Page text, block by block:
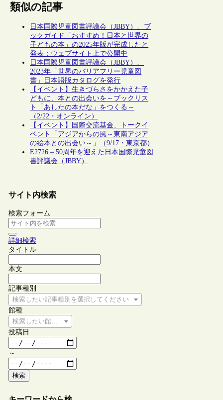
類似の記事
日本国際児童図書評議会（JBBY）、ブ
ックガイド「おすすめ！日本と世界の
子どもの本」の2025年版が完成したと
発表：ウェブサイト上で公開中
日本国際児童図書評議会（JBBY）、
2023年「世界のバリアフリー児童図
書」日本語版カタログを発行
【イベント】生きづらさをかかえた子
どもに、本との出会いを～ブックリス
ト「あしたの本だな」をつくる～
（2/22・オンライン）
【イベント】国際交流基金、トークイ
ベント「アジアからの風～東南アジア
の絵本との出会い～」（9/17・東京都）
E2726 – 50周年を迎えた日本国際児童図
書評議会（JBBY）
サイト内検索
検索フォーム
詳細検索
タイトル
本文
記事種別
検索したい記事種別を選択してください
館種
検索したい館種を選択してください
投稿日
～
検索